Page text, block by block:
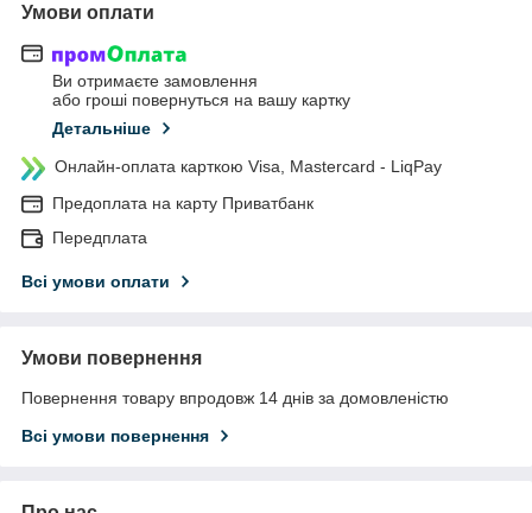
Умови оплати
Ви отримаєте замовлення
або гроші повернуться на вашу картку
Детальніше
Онлайн-оплата карткою Visa, Mastercard - LiqPay
Предоплата на карту Приватбанк
Передплата
Всі умови оплати
Умови повернення
Повернення товару впродовж 14 днів за домовленістю
Всі умови повернення